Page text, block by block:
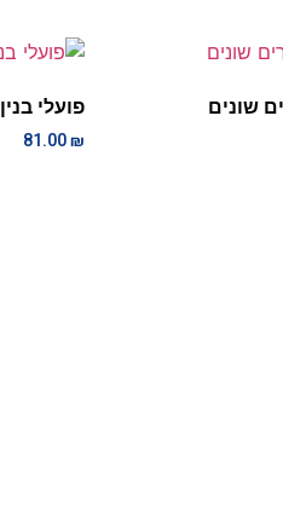
שונים פועלי בנין
81.00₪